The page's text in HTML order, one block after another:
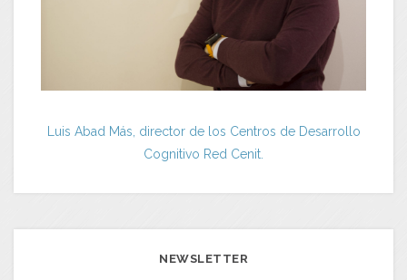
Luis Abad Más, director de los Centros de Desarrollo
Cognitivo Red Cenit.
NEWSLETTER